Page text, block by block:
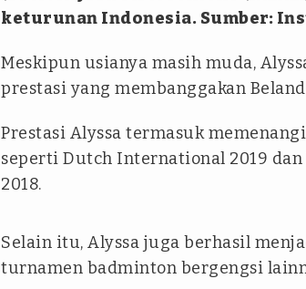
keturunan Indonesia. Sumber:
Meskipun usianya masih muda,
prestasi yang membanggakan
Prestasi Alyssa termasuk
seperti Dutch International 2019
2018.
Selain itu, Alyssa juga berhasil
turnamen badminton bergengsi